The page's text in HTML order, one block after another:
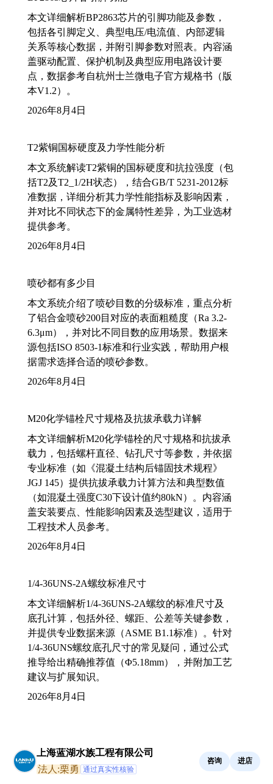
本文详细解析BP2863芯片的引脚功能及参数，
包括各引脚定义、典型电压/电流值、内部逻辑
关系等核心数据，并附引脚参数对照表。内容涵
盖驱动配置、保护机制及典型应用电路设计要
点，数据参考自杭州士兰微电子官方规格书（版
本V1.2）。
2026年8月4日
T2紫铜国标硬度及力学性能分析
本文系统解读T2紫铜的国标硬度和抗拉强度（包
括T2及T2_1/2H状态），结合GB/T 5231-2012标
准数据，详细分析其力学性能指标及影响因素，
并对比不同状态下的金属特性差异，为工业选材
提供参考。
2026年8月4日
喷砂都有多少目
本文系统介绍了喷砂目数的分级标准，重点分析
了铝合金喷砂200目对应的表面粗糙度（Ra 3.2-
6.3μm），并对比不同目数的应用场景。数据来
源包括ISO 8503-1标准和行业实践，帮助用户根
据需求选择合适的喷砂参数。
2026年8月4日
M20化学锚栓尺寸规格及抗拔承载力详解
本文详细解析M20化学锚栓的尺寸规格和抗拔承
载力，包括螺杆直径、钻孔尺寸等参数，并依据
专业标准（如《混凝土结构后锚固技术规程》
JGJ 145）提供抗拔承载力计算方法和典型数值
（如混凝土强度C30下设计值约80kN）。内容涵
盖安装要点、性能影响因素及选型建议，适用于
工程技术人员参考。
2026年8月4日
1/4-36UNS-2A螺纹标准尺寸
本文详细解析1/4-36UNS-2A螺纹的标准尺寸及
底孔计算，包括外径、螺距、公差等关键参数，
并提供专业数据来源（ASME B1.1标准）。针对
1/4-36UNS螺纹底孔尺寸的常见疑问，通过公式
推导给出精确推荐值（Φ5.18mm），并附加工艺
建议与扩展知识。
2026年8月4日
上海蓝湖水族工程有限公司
法人:栗勇 通过真实性核验
咨询 进店